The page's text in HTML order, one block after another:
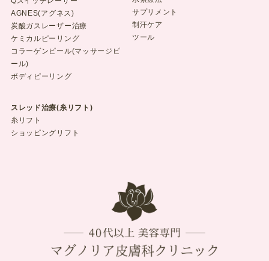
AGNES(アグネス)
炭酸ガスレーザー治療
ケミカルピーリング
コラーゲンピール(マッサージピ
ール)
ボディピーリング
スレッド治療(糸リフト)
糸リフト
ショッピングリフト
サプリメント
制汗ケア
ツール